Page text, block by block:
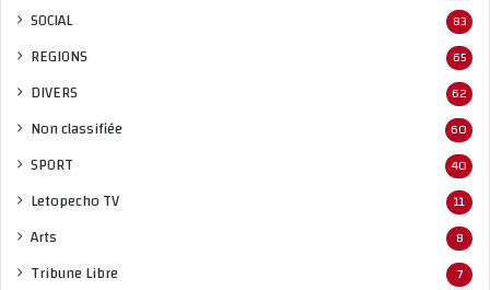
SOCIAL 83
REGIONS 65
DIVERS 62
Non classifiée 60
SPORT 40
Letopecho TV 11
Arts 8
Tribune Libre 7